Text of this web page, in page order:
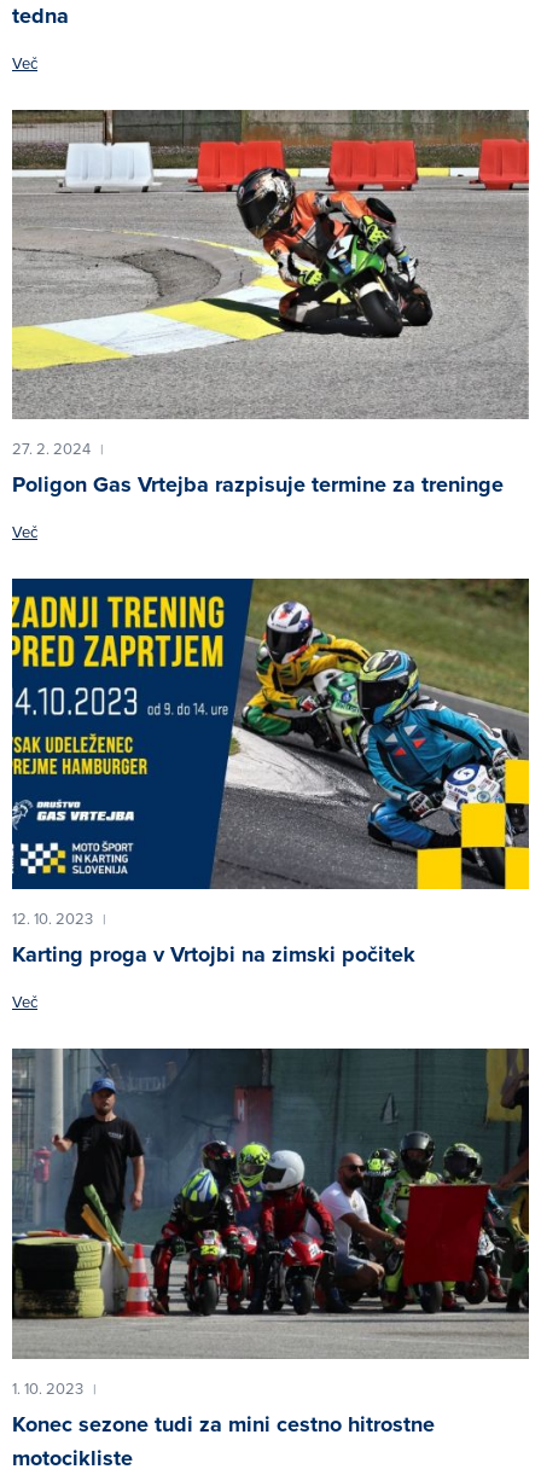
tedna
Več
27. 2. 2024 |
Poligon Gas Vrtejba razpisuje termine za treninge
Več
12. 10. 2023 |
Karting proga v Vrtojbi na zimski počitek
Več
1. 10. 2023 |
Konec sezone tudi za mini cestno hitrostne
motocikliste